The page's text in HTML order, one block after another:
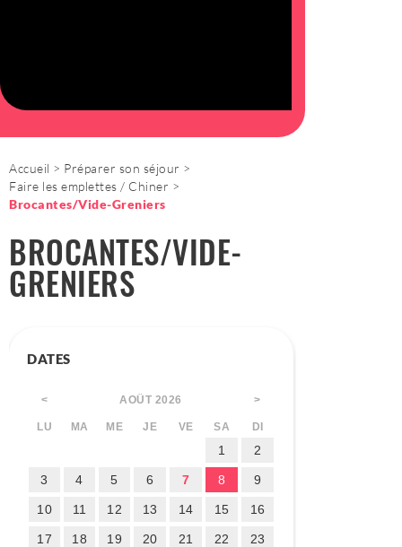
Accueil
Préparer son séjour
Faire les emplettes / Chiner
Brocantes/Vide-Greniers
BROCANTES/VIDE-
GRENIERS
DATES
< AOÛT 2026 >
LU MA ME JE VE SA DI
1 2
3 4 5 6 7 8 9
10 11 12 13 14 15 16
17 18 19 20 21 22 23